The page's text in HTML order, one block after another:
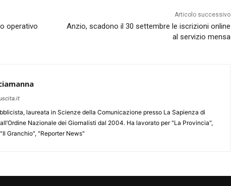
operativo
Articolo successivo
Anzio, scadono il 30 settembre le iscrizioni online
al servizio mensa
laureata in Scienze della Comunicazione presso La Sapienza di
Nazionale dei Giornalisti dal 2004. Ha lavorato per "La Provincia",
Granchio", "Reporter News"